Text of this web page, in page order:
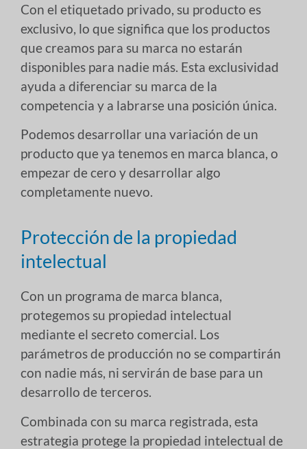
Con el etiquetado privado, su producto es
exclusivo, lo que significa que los productos
que creamos para su marca no estarán
disponibles para nadie más. Esta exclusividad
ayuda a diferenciar su marca de la
competencia y a labrarse una posición única.
Podemos desarrollar una variación de un
producto que ya tenemos en marca blanca, o
empezar de cero y desarrollar algo
completamente nuevo.
Protección de la propiedad
intelectual
Con un programa de marca blanca,
protegemos su propiedad intelectual
mediante el secreto comercial. Los
parámetros de producción no se compartirán
con nadie más, ni servirán de base para un
desarrollo de terceros.
Combinada con su marca registrada, esta
estrategia protege la propiedad intelectual de